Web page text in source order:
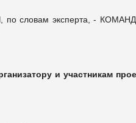
по словам эксперта, -
и участникам